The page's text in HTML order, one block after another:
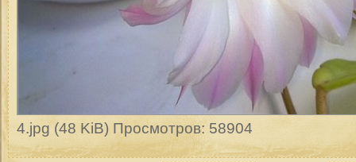
4.jpg (48 KiB) Просмотров: 58904